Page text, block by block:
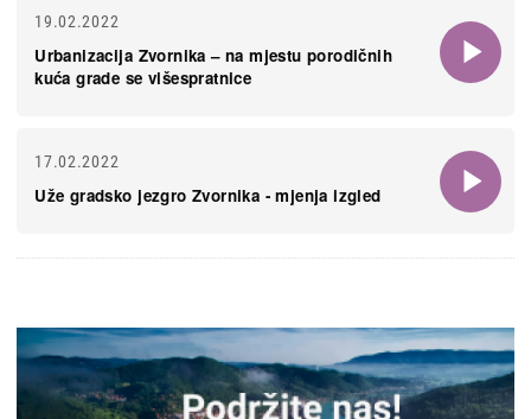
19.02.2022
Urbanizacija Zvornika – na mjestu porodičnih
kuća grade se višespratnice
17.02.2022
Uže gradsko jezgro Zvornika - mjenja izgled
Slika